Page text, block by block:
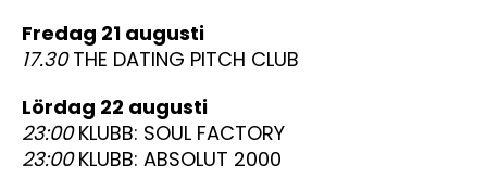
fredag 21 augusti
17.30THE DATING PITCH CLUB
lördag 22 augusti
23:00KLUBB: SOUL FACTORY
23:00KLUBB: ABSOLUT 2000